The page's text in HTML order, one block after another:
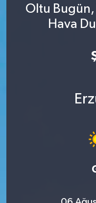
Oltu Bugün,
Hava
Ekonomi
Eskişehir
Son Dakika
Haber Arşivi